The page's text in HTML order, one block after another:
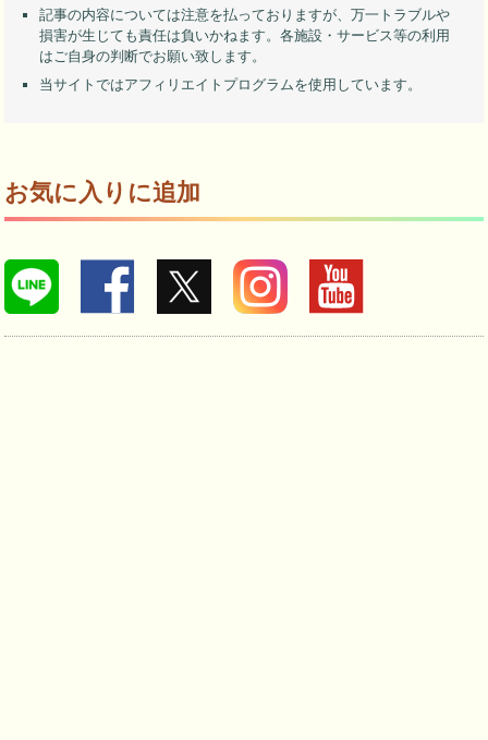
記事の内容については注意を払っておりますが、万一トラブルや
損害が生じても責任は負いかねます。各施設・サービス等の利用
はご自身の判断でお願い致します。
当サイトではアフィリエイトプログラムを使用しています。
お気に入りに追加